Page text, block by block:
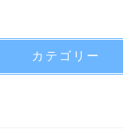
カテゴリー